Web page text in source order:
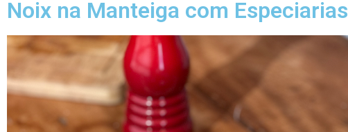
Noix na Manteiga com Especiarias